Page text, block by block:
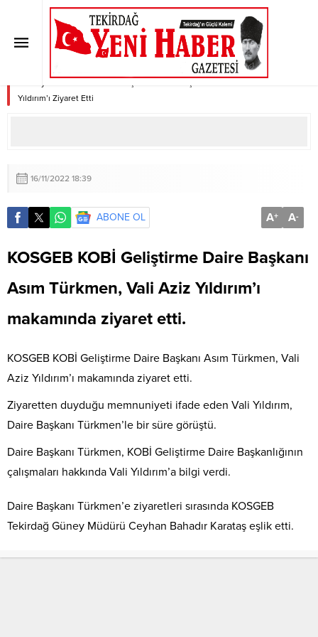
KOSGEB KOBİ Geliştirme Daire
Başkanı Asım Türkmen Vali Aziz
Yıldırım’ı Ziyaret Etti
Yıldırım’ı Ziyaret Etti
16/11/2022 18:39
ABONE OL A+ A-
KOSGEB KOBİ Geliştirme Daire Başkanı
Asım Türkmen, Vali Aziz Yıldırım’ı
makamında ziyaret etti.
KOSGEB KOBİ Geliştirme Daire Başkanı Asım Türkmen, Vali
Aziz Yıldırım’ı makamında ziyaret etti.
Ziyaretten duyduğu memnuniyeti ifade eden Vali Yıldırım,
Daire Başkanı Türkmen’le bir süre görüştü.
Daire Başkanı Türkmen, KOBİ Geliştirme Daire Başkanlığının
çalışmaları hakkında Vali Yıldırım’a bilgi verdi.
Daire Başkanı Türkmen’e ziyaretleri sırasında KOSGEB
Tekirdağ Güney Müdürü Ceyhan Bahadır Karataş eşlik etti.